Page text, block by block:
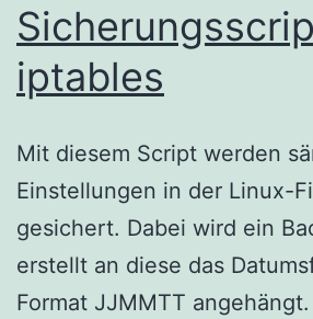
iptables
Mit diesem Script werden
Einstellungen in der Linux-
gesichert. Dabei wird ein
erstellt an diese das
Format JJMMTT